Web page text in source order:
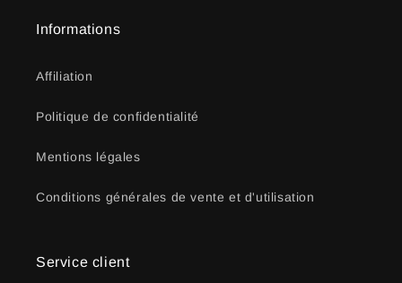
Informations
Affiliation
Politique de confidentialité
Mentions légales
Conditions générales de vente et d'utilisation
Service client